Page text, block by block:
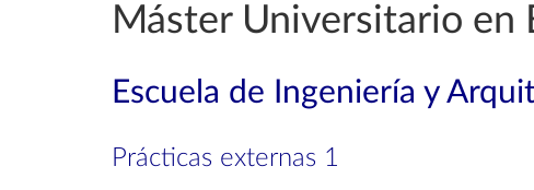
Máster Universitario en
Escuela de Ingeniería y
Prácticas externas 1